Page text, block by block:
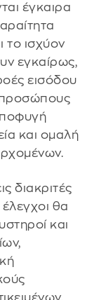
έγκαιρα
το ισχύον
εγκαίρως,
εισόδου
και ομαλή
διακριτές
θα
και